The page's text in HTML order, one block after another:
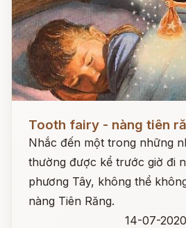
Tooth fairy - nàng tiên
Nhắc đến một trong những
thường được kể trước giờ đi
phương Tây, không thể
nàng Tiên Răng.
14-07-2020